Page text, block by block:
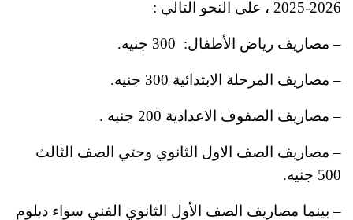
2026-2025 ، على النحو التالي :
– مصاريف رياض الأطفال: 300 جنيه.
– مصاريف المرحلة الابتدائية 300 جنيه .
– مصاريف الصفوف الاعدادية 200 جنيه .
– مصاريف الصف الاول الثانوي وحتي الصف الثالث
500 جنيه
.
– بينما مصاريف الصف الأول الثانوي الفني سواء دبلوم